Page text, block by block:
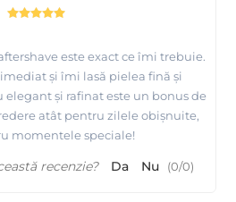
este exact ce îmi trebuie.
și îmi lasă pielea fină și
elegant și rafinat este un bonus de
atât pentru zilele obișnuite,
momentele speciale!
recenzie? Da Nu (0/0)